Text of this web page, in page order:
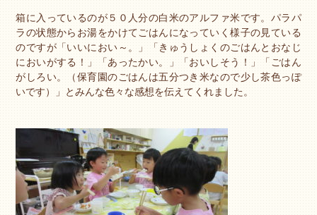
箱に入っているのが５０人分の白米のアルファ米です。パラパ
ラの状態からお湯をかけてごはんになっていく様子の見ている
のですが「いいにおい～。」「きゅうしょくのごはんとおなじ
においがする！」「あったかい。」「おいしそう！」「ごはん
がしろい。（保育園のごはんは五分つき米なので少し茶色っぽ
いです）」とみんな色々な感想を伝えてくれました。